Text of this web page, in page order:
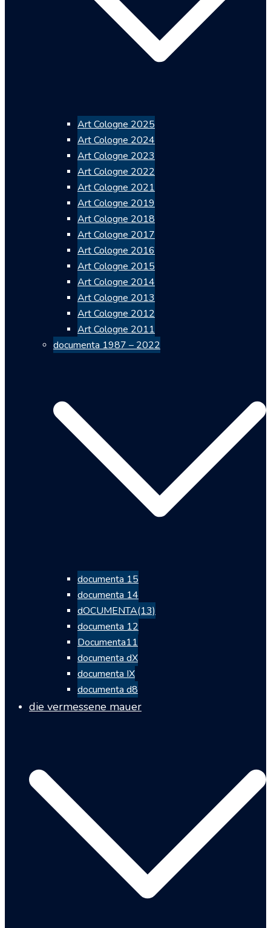
Art Cologne 2025
Art Cologne 2024
Art Cologne 2023
Art Cologne 2022
Art Cologne 2021
Art Cologne 2019
Art Cologne 2018
Art Cologne 2017
Art Cologne 2016
Art Cologne 2015
Art Cologne 2014
Art Cologne 2013
Art Cologne 2012
Art Cologne 2011
documenta 1987 – 2022
documenta 15
documenta 14
dOCUMENTA(13)
documenta 12
Documenta11
documenta dX
documenta IX
documenta d8
die vermessene mauer